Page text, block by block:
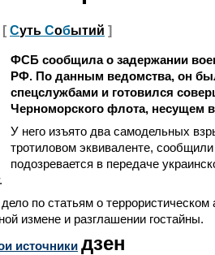
[ Суть Событий ]
ФСБ сообщила о задержании
РФ. По данным ведомства, он
спецслужбами и готовился
Черноморского флота, несущем
У него изъято два самодельных
тротиловом эквиваленте,
подозревается в передаче
по статьям о
измене и разглашении гостайны.
источники дзен